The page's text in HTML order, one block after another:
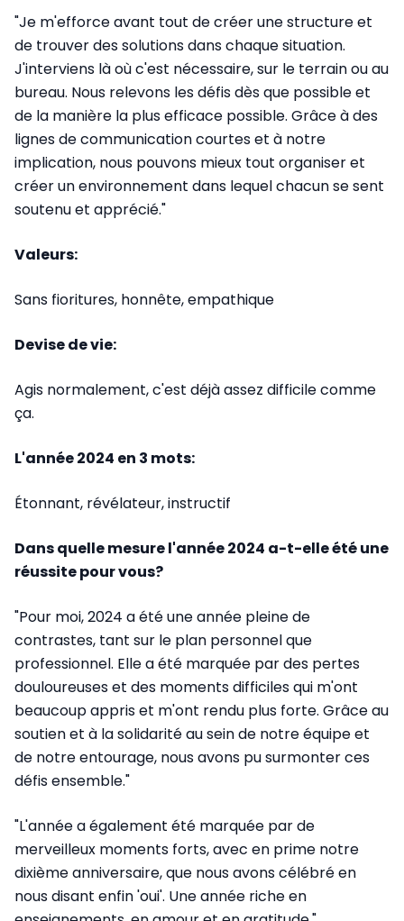
"Je m'efforce avant tout de créer une structure et
de trouver des solutions dans chaque situation.
J'interviens là où c'est nécessaire, sur le terrain ou au
bureau. Nous relevons les défis dès que possible et
de la manière la plus efficace possible. Grâce à des
lignes de communication courtes et à notre
implication, nous pouvons mieux tout organiser et
créer un environnement dans lequel chacun se sent
soutenu et apprécié."
Valeurs:
Sans fioritures, honnête, empathique
Devise de vie:
Agis normalement, c'est déjà assez difficile comme
ça.
L'année 2024 en 3 mots:
Étonnant, révélateur, instructif
Dans quelle mesure l'année 2024 a-t-elle été une
réussite pour vous?
"Pour moi, 2024 a été une année pleine de
contrastes, tant sur le plan personnel que
professionnel. Elle a été marquée par des pertes
douloureuses et des moments difficiles qui m'ont
beaucoup appris et m'ont rendu plus forte. Grâce au
soutien et à la solidarité au sein de notre équipe et
de notre entourage, nous avons pu surmonter ces
défis ensemble."
"L'année a également été marquée par de
merveilleux moments forts, avec en prime notre
dixième anniversaire, que nous avons célébré en
nous disant enfin 'oui'. Une année riche en